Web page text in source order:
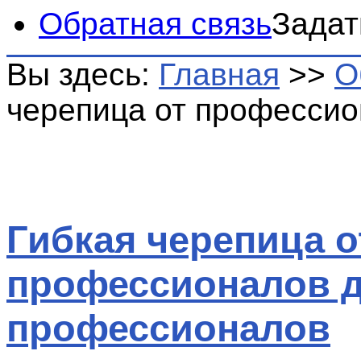
Обратная связь
Вы здесь: Главная >>
черепица от
Гибкая черепица
профессионалов
профессионалов